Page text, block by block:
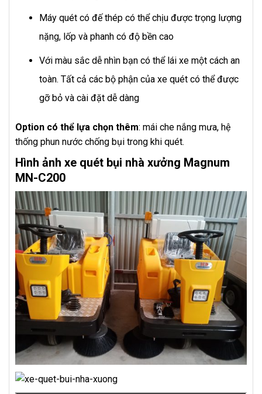
Máy quét có đế thép có thể chịu được trọng lượng
nặng, lốp và phanh có độ bền cao
Với màu sắc dễ nhìn bạn có thể lái xe một cách an
toàn. Tất cả các bộ phận của xe quét có thể được
gỡ bỏ và cài đặt dễ dàng
Option có thể lựa chọn thêm: mái che nắng mưa, hệ
thống phun nước chống bụi trong khi quét.
Hình ảnh xe quét bụi nhà xưởng Magnum
MN-C200